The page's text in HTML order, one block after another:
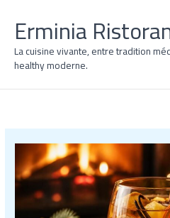
contenuErminia
La cuisine vivante, entre tradition
healthy moderne.